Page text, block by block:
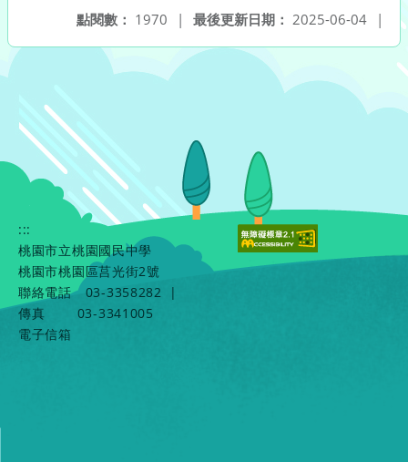
最後更新日期： 2025-06-04 |
點閱數： 1970 |
:::
桃園市立桃園國民中學
桃園市桃園區莒光街2號
聯絡電話
03-3358282
|
傳真
03-3341005
電子信箱